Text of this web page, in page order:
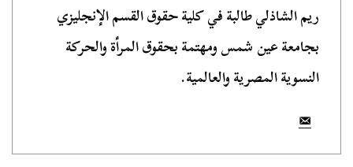
ريم الشاذلي طالبة في كلية حقوق القسم الإنجليزي
بجامعة عين شمس ومهتمة بحقوق المرأة والحركة
النسوية المصرية والعالمية.